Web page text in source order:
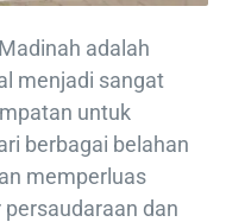
adalah
menjadi sangat
untuk
berbagai belahan
memperluas
dan